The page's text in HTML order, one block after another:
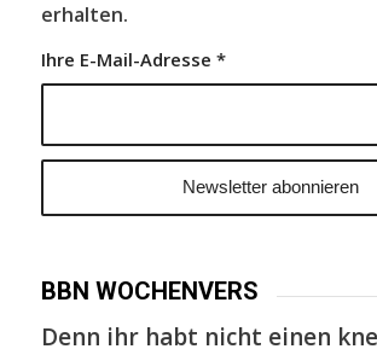
erhalten.
Ihre E-Mail-Adresse *
BBN WOCHENVERS
Denn ihr habt nicht einen